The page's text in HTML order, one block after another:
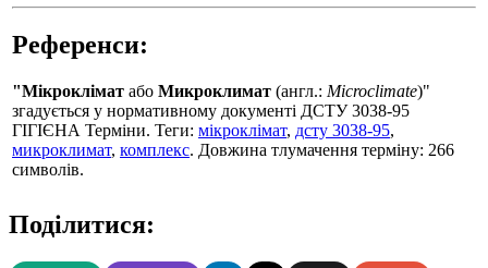
Референси:
"Мікроклімат або Микроклимат (англ.: Microclimate)"
згадується у нормативному документі ДСТУ 3038-95
ГIГIЄНА Терміни. Теги: мікроклімат, дсту 3038-95,
микроклимат, комплекс. Довжина тлумачення терміну: 266
символів.
Поділитися: